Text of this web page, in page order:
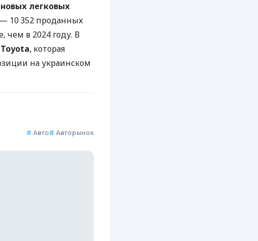
легковых
— 10 352 проданных
чем в 2024 году. В
Toyota, которая
на украинском
# Авто# Авторынок